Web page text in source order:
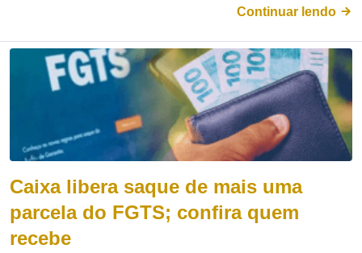
Continuar lendo
Caixa libera saque de mais uma
parcela do FGTS; confira quem
recebe